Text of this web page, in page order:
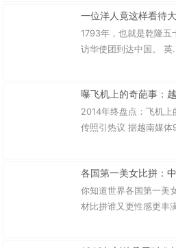
一位洋人竟这样看待
1793年，也就是乾隆五
访华使团到达中国。 英
曝飞机上的奇葩事：
2014年终盘点：飞机上
传照引热议 据越南媒体
各国第一美女比拼：
你知道世界各国第一美
材比拼谁又更性感更丰